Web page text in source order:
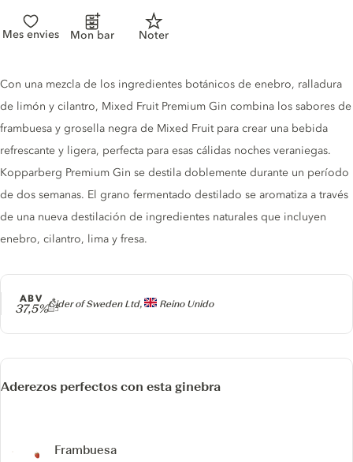
Mes envies Mon bar Noter
Producer
Cider of Sweden Ltd, Reino Unido
ABV
37,5%
Gin description
Con una mezcla de los ingredientes botánicos de enebro, ralladura
de limón y cilantro, Mixed Fruit Premium Gin combina los sabores de
frambuesa y grosella negra de Mixed Fruit para crear una bebida
refrescante y ligera, perfecta para esas cálidas noches veraniegas.
Kopparberg Premium Gin se destila doblemente durante un período
de dos semanas. El grano fermentado destilado se aromatiza a través
de una nueva destilación de ingredientes naturales que incluyen
enebro, cilantro, lima y fresa.
Aderezos perfectos con esta ginebra
Frambuesa